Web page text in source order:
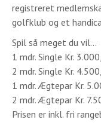
registreret
golfklub og et
Spil så meget du vil…
1 mdr. Single Kr.
2 mdr. Single Kr.
1 mdr. Ægtepar Kr.
2 mdr. Ægtepar Kr.
Prisen er inkl. fri